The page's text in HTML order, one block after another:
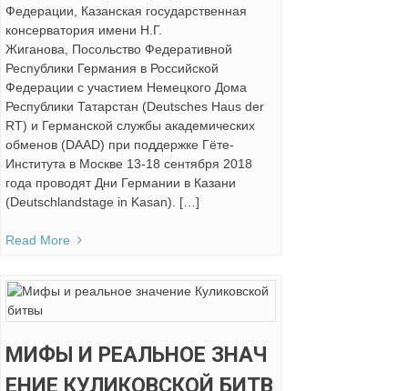
Федерации, Казанская государственная
консерватория имени Н.Г.
Жиганова, Посольство Федеративной
Республики Германия в Российской
Федерации c участием Немецкого Дома
Республики Татарстан (Deutsches Haus der
RT) и Германской службы академических
обменов (DAAD) при поддержке Гёте-
Института в Москве 13-18 сентября 2018
года проводят Дни Германии в Казани
(Deutschlandstage in Kasan). […]
Read More
МИФЫ И РЕАЛЬНОЕ ЗНАЧ
ЕНИЕ КУЛИКОВСКОЙ БИТВ